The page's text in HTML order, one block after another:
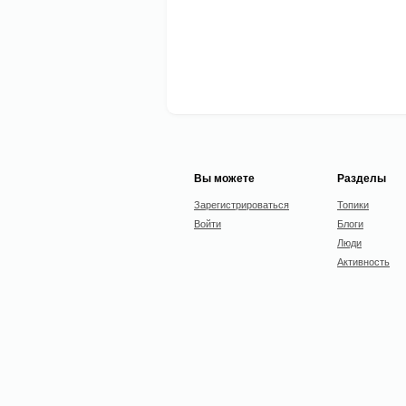
Вы можете
Зарегистрироваться
Войти
Разделы
Топики
Блоги
Люди
Активность